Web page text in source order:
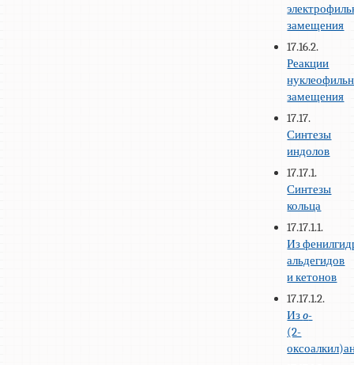
замещения
17.16.2.
Реакции
замещения
17.17.
Синтезы
индолов
17.17.1.
Синтезы
кольца
17.17.1.1.
Из
альдегидов
и кетонов
17.17.1.2.
Изo-
(2-